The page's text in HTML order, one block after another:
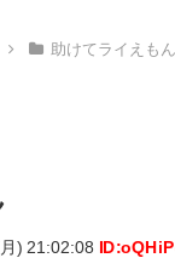
助けてライえもん
) 21:02:08